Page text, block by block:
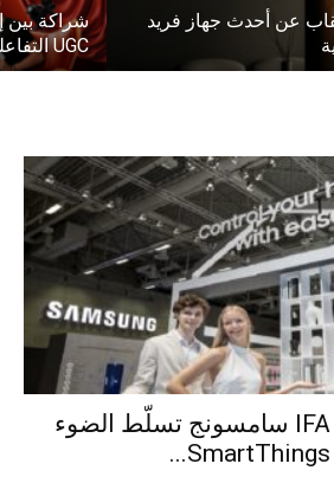
عن أحدث جهاز فريد
UGC التفاعلية
في معرض IFA 2023 سامسونج تسلّط الضوء